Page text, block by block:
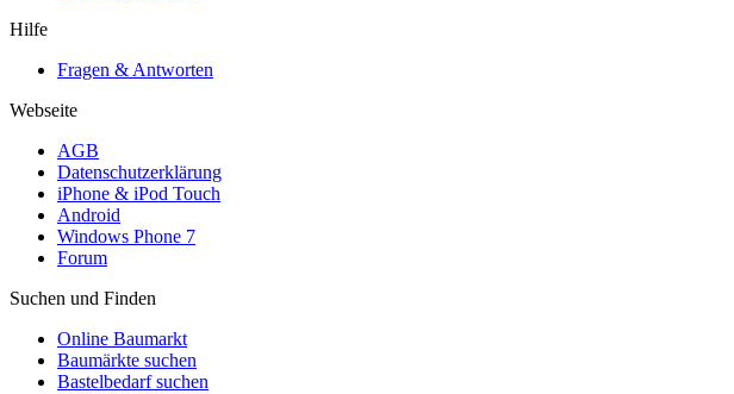
Hilfe
Fragen & Antworten
Webseite
AGB
Datenschutzerklärung
iPhone & iPod Touch
Android
Windows Phone 7
Forum
Suchen und Finden
Online Baumarkt
Baumärkte suchen
Bastelbedarf suchen